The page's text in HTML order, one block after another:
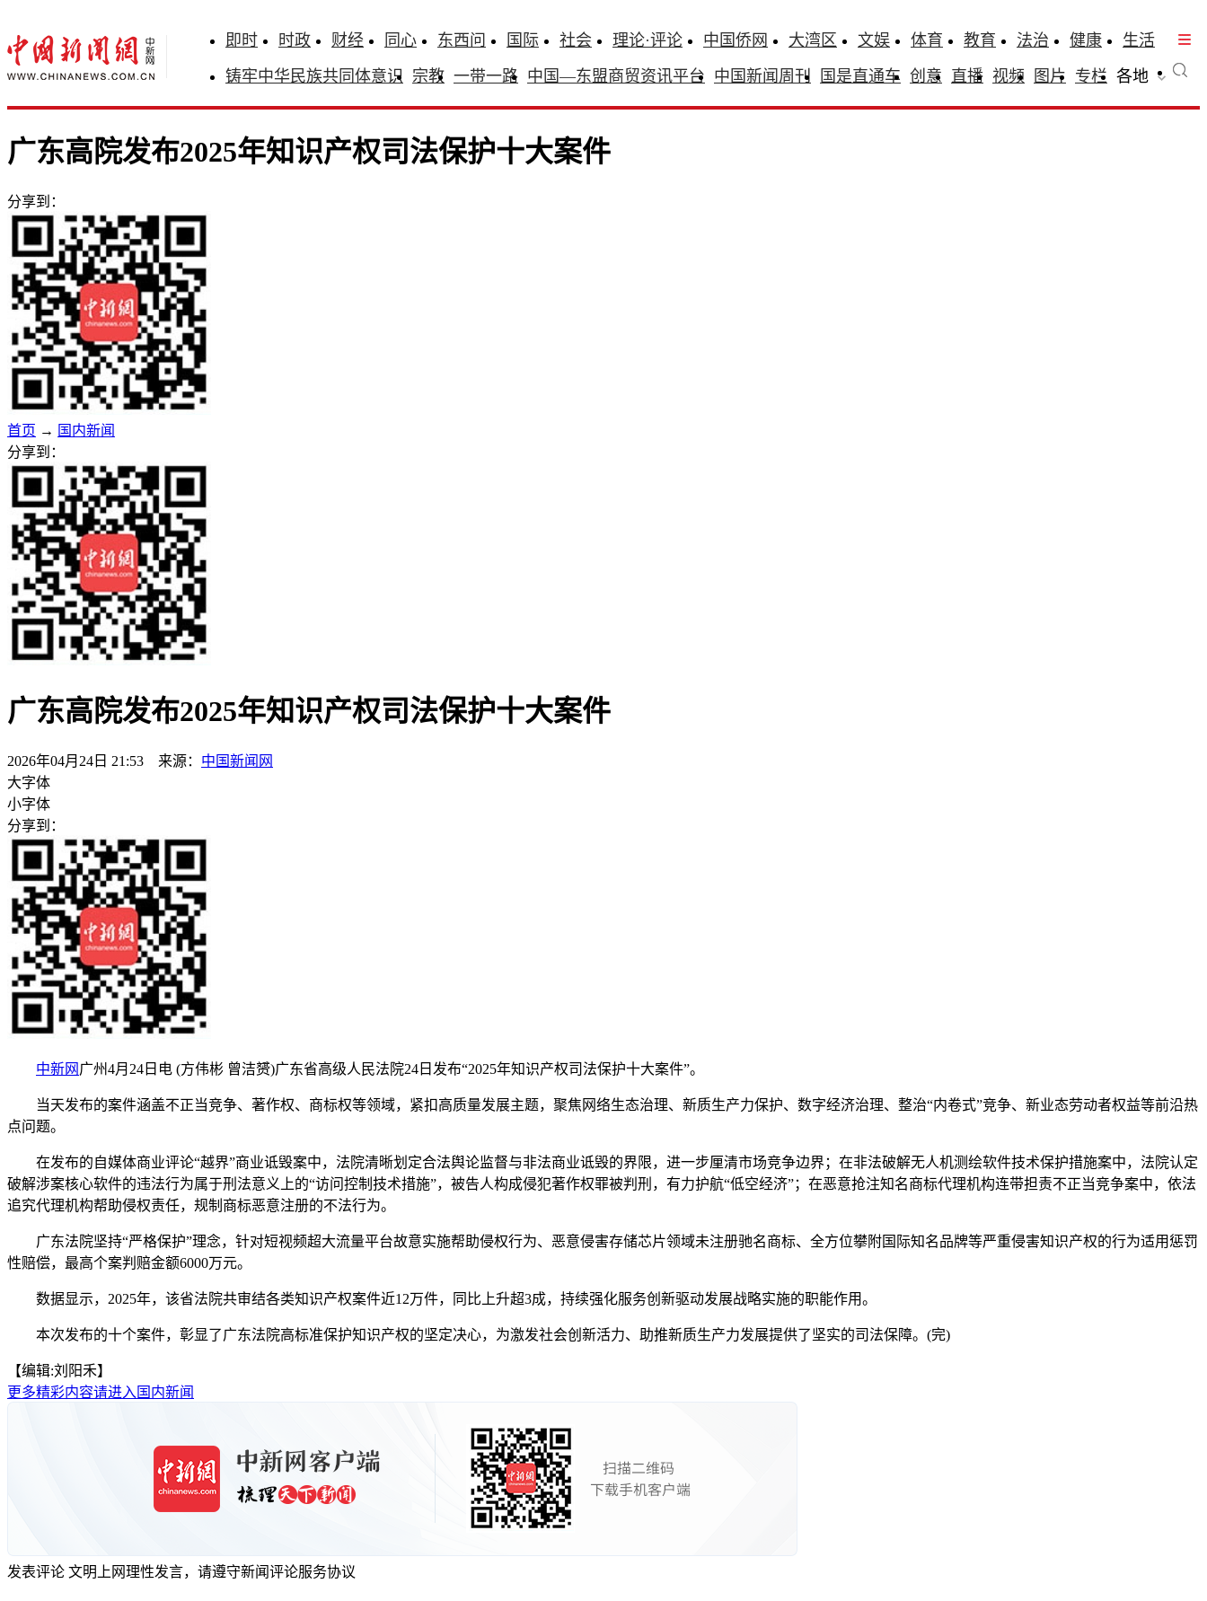
即时 时政 财经 同心 东西问 国际 社会 理论·评论 中国侨网 大湾区 文娱 体育 教育 法治 健康
生活
铸牢中华民族共同体意识 宗教 一带一路 中国—东盟商贸资讯平台 中国新闻周刊 国是直通车 创意 直播 视频 图片 专栏 各地
广东高院发布2025年知识产权司法保护十大案件
分享到：
首页 → 国内新闻
分享到：
广东高院发布2025年知识产权司法保护十大案件
2026年04月24日 21:53 来源： 中国新闻网
大字体
小字体
分享到：
中新网 广州4月24日电 (方伟彬 曾洁赟)广东省高级人民法院24日发布“2025年知识产权司法保护十大案件”。
当天发布的案件涵盖不正当竞争、著作权、商标权等领域，紧扣高质量发展主题，聚焦网络生态治理、新质生产力保护、数字经济治理、整治“内卷式”竞争、新业态劳动者权益等前沿热
点问题。
在发布的自媒体商业评论“越界”商业诋毁案中，法院清晰划定合法舆论监督与非法商业诋毁的界限，进一步厘清市场竞争边界；在非法破解无人机测绘软件技术保护措施案中，法院认定
破解涉案核心软件的违法行为属于刑法意义上的“访问控制技术措施”，被告人构成侵犯著作权罪被判刑，有力护航“低空经济”；在恶意抢注知名商标代理机构连带担责不正当竞争案中，依法
追究代理机构帮助侵权责任，规制商标恶意注册的不法行为。
广东法院坚持“严格保护”理念，针对短视频超大流量平台故意实施帮助侵权行为、恶意侵害存储芯片领域未注册驰名商标、全方位攀附国际知名品牌等严重侵害知识产权的行为适用惩罚
性赔偿，最高个案判赔金额6000万元。
数据显示，2025年，该省法院共审结各类知识产权案件近12万件，同比上升超3成，持续强化服务创新驱动发展战略实施的职能作用。
本次发布的十个案件，彰显了广东法院高标准保护知识产权的坚定决心，为激发社会创新活力、助推新质生产力发展提供了坚实的司法保障。(完)
【编辑:刘阳禾】
更多精彩内容请进入国内新闻
发表评论 文明上网理性发言，请遵守新闻评论服务协议